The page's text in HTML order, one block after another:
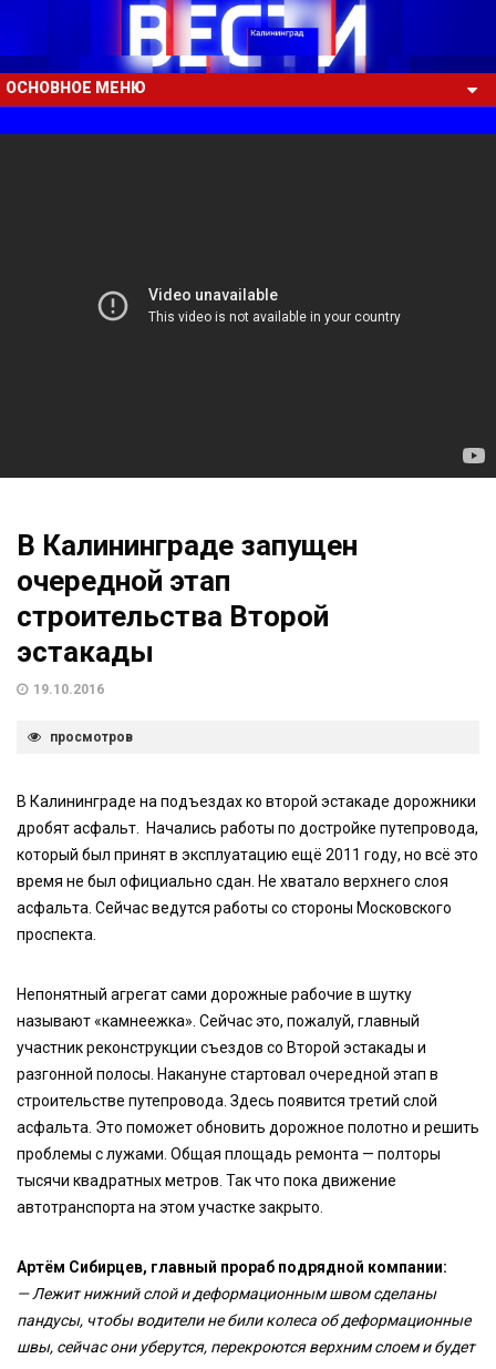
ОСНОВНОЕ МЕНЮ
В Калининграде запущен
очередной этап
строительства Второй
эстакады
19.10.2016
просмотров
В Калининграде на подъездах ко второй эстакаде дорожники
дробят асфальт. Начались работы по достройке путепровода,
который был принят в эксплуатацию ещё 2011 году, но всё это
время не был официально сдан. Не хватало верхнего слоя
асфальта. Сейчас ведутся работы со стороны Московского
проспекта.
Непонятный агрегат сами дорожные рабочие в шутку
называют «камнеежка». Сейчас это, пожалуй, главный
участник реконструкции съездов со Второй эстакады и
разгонной полосы. Накануне стартовал очередной этап в
строительстве путепровода. Здесь появится третий слой
асфальта. Это поможет обновить дорожное полотно и решить
проблемы с лужами. Общая площадь ремонта — полторы
тысячи квадратных метров. Так что пока движение
автотранспорта на этом участке закрыто.
Артём Сибирцев, главный прораб подрядной компании:
— Лежит нижний слой и деформационным швом сделаны
пандусы, чтобы водители не били колеса об деформационные
швы, сейчас они уберутся, перекроются верхним слоем и будет